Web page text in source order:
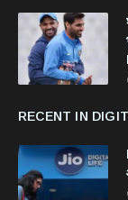
RECENT IN